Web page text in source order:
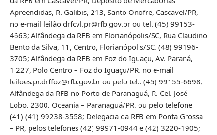
Apreendidas, R. Galibis, 213, Santo Onofre, Cascavel/PR,
no e-mail leilão.drfcvl.pr@rfb.gov.br ou tel. (45) 99153-
4663; Alfândega da RFB em Florianópolis/SC, Rua Claudino
Bento da Silva, 11, Centro, Florianópolis/SC, (48) 99196-
3705; Alfândega da RFB em Foz do Iguaçu, Av. Paraná,
1.227, Polo Centro – Foz do Iguaçu/PR, no e-mail
leiloes.pr.drffoz@rfb.gov.br ou pelo tel.: (45) 99155-6698;
Alfândega da RFB no Porto de Paranaguá, R. Cel. José
Lobo, 2300, Oceania – Paranaguá/PR, ou pelo telefone
(41) (41) 99238-3558; Delegacia da RFB em Ponta Grossa
– PR, pelos telefones (42) 99971-0944 e (42) 3220-1905;